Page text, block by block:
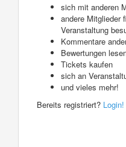
sich mit anderen
andere Mitglieder
Veranstaltung
Kommentare
Bewertungen
Tickets kaufen
sich an
und vieles mehr!
Bereits registriert? Login!